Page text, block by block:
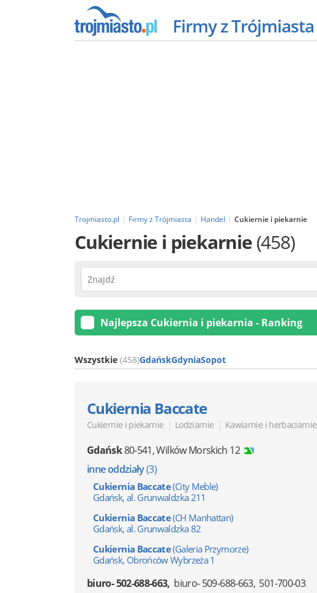
Firmy z Trójmiasta
Trojmiasto.pl Firmy z Trójmiasta Handel Cukiernie i piekarnie
Cukiernie i piekarnie(458)
Najlepsza Cukiernia i piekarnia - Ranking
Wszystkie (458)GdańskGdyniaSopot
Cukiernia Baccate
Cukiernie i piekarnie | Lodziarnie | Kawiarnie i herbaciarnie
Gdańsk80-541,Wilków Morskich 12
inne oddziały(3)
Cukiernia Baccate(City Meble)
Gdańsk, al. Grunwaldzka 211
Cukiernia Baccate(CH Manhattan)
Gdańsk, al. Grunwaldzka 82
Cukiernia Baccate(Galeria Przymorze)
Gdańsk, Obrońców Wybrzeża 1
biuro- 502-688-663 biuro- 509-688-663 501-700-03